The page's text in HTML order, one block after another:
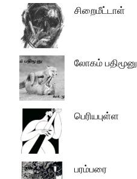
சிறைமீட்டாள்
லோகம் பதிமூனு
பெரியபுள்ள
பரம்பரை